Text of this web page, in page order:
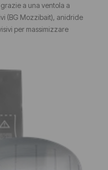
a una ventola a
(BG Mozzibait), anidride
per massimizzare